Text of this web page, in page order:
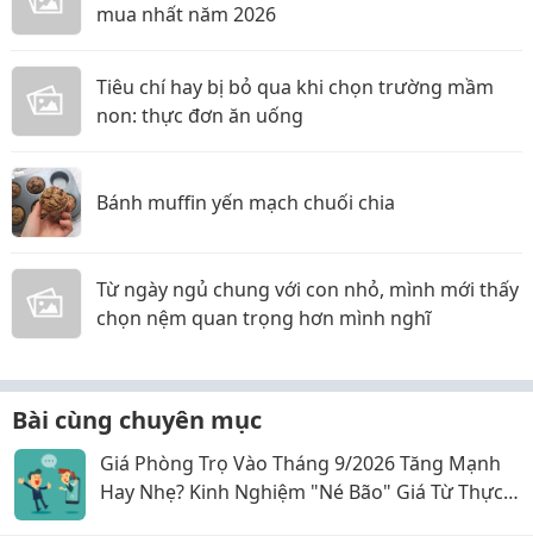
mua nhất năm 2026
Tiêu chí hay bị bỏ qua khi chọn trường mầm
non: thực đơn ăn uống
Bánh muffin yến mạch chuối chia
Từ ngày ngủ chung với con nhỏ, mình mới thấy
chọn nệm quan trọng hơn mình nghĩ
Bài cùng chuyên mục
Giá Phòng Trọ Vào Tháng 9/2026 Tăng Mạnh
Hay Nhẹ? Kinh Nghiệm "Né Bão" Giá Từ Thực